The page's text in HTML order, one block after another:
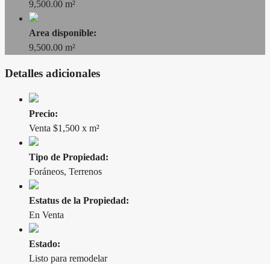
9,500.00 m²
Area disponible:
9,500.00 m²
Detalles adicionales
Precio:
Venta $1,500 x m²
Tipo de Propiedad:
Foráneos, Terrenos
Estatus de la Propiedad:
En Venta
Estado:
Listo para remodelar